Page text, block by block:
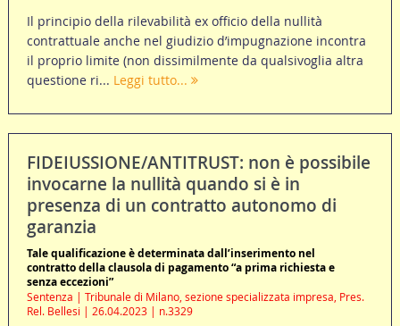
Il principio della rilevabilità ex officio della nullità
contrattuale anche nel giudizio d’impugnazione incontra
il proprio limite (non dissimilmente da qualsivoglia altra
questione ri... Leggi tutto...
FIDEIUSSIONE/ANTITRUST: non è possibile
invocarne la nullità quando si è in
presenza di un contratto autonomo di
garanzia
Tale qualificazione è determinata dall’inserimento nel
contratto della clausola di pagamento “a prima richiesta e
senza eccezioni”
Sentenza | Tribunale di Milano, sezione specializzata impresa, Pres.
Rel. Bellesi | 26.04.2023 | n.3329